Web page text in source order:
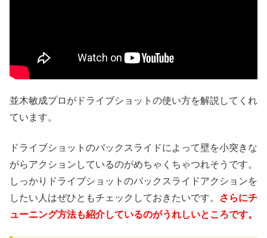
並木敏成プロがドライブショットの使い方を解説してくれ
ています。
ドライブショットのバックスライドによって壁を小突きな
がらアクションしているのがめちゃくちゃつれそうです。
しっかりドライブショットのバックスライドアクションを
したい人はぜひともチェックしておきたいです。
さらにチ
ューニング方法も紹介しているのがうれしいところです。